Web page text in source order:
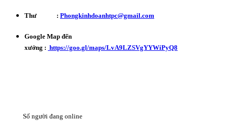
Thư : Phongkinhdoanhtpc@gmail.com
Google Map đến
xưởng : https://goo.gl/maps/LvA9LZSVgYYWiPyQ8
Số người đang online